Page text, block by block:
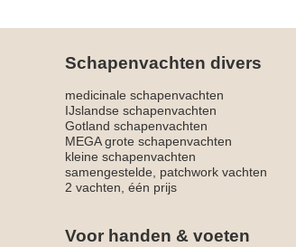
Schapenvachten divers
medicinale schapenvachten
IJslandse schapenvachten
Gotland schapenvachten
MEGA grote schapenvachten
kleine schapenvachten
samengestelde, patchwork vachten
2 vachten, één prijs
Voor handen & voeten